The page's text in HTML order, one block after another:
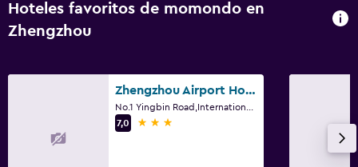
Hoteles favoritos de momondo en
Zhengzhou
Zhengzhou Airport Hotel
7,0
3 estrellas